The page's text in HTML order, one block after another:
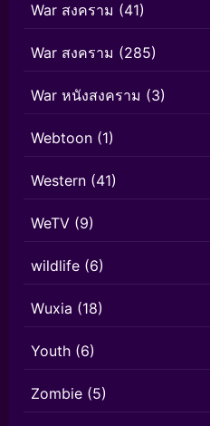
War สงคราม (41)
War สงคราม (285)
War หนังสงคราม (3)
Webtoon (1)
Western (41)
WeTV (9)
wildlife (6)
Wuxia (18)
Youth (6)
Zombie (5)